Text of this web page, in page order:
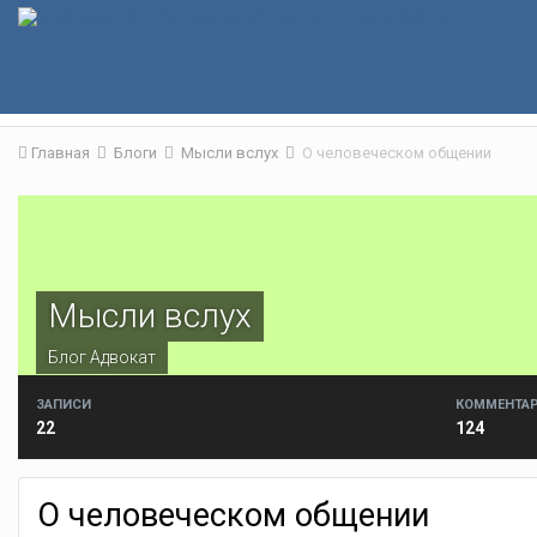
Главная Блоги Мысли вслух О человеческом общении
Мысли вслух
БлогАдвокат
ЗАПИСИ
22 124
О человеческом общении